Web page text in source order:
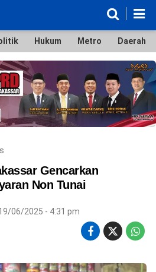
Hukum Metro Daerah
Gencarkan
Non Tunai
06/2025 - 4:31 pm